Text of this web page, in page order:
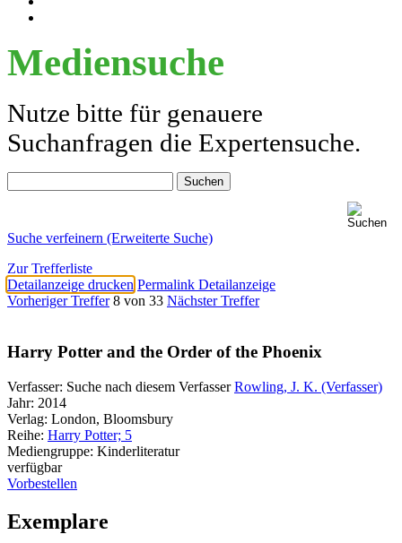
Mediensuche
Nutze bitte für genauere
Suchanfragen die Expertensuche.
Suche verfeinern (Erweiterte Suche)
Zur Trefferliste
Detailanzeige drucken Permalink Detailanzeige
Vorheriger Treffer 8 von 33 Nächster Treffer
Harry Potter and the Order of the Phoenix
Verfasser: Suche nach diesem Verfasser Rowling, J. K. (Verfasser)
Jahr: 2014
Verlag: London, Bloomsbury
Reihe: Harry Potter; 5
Mediengruppe: Kinderliteratur
verfügbar
Vorbestellen
Exemplare